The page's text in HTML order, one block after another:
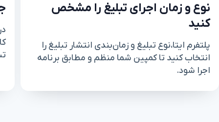
نوع و زمان اجرای تبلیغ را مشخص
کنید
پلتفرم ایتا،نوع تبلیغ و زمان‌بندی انتشار تبلیغ را
انتخاب کنید تا کمپین شما منظم و مطابق برنامه
اجرا شود.